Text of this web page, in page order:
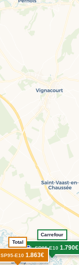
Carrefour
SP95-E101.790€
Total
SP95-E101.863€